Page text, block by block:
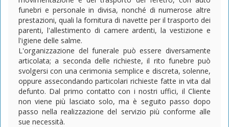
funebri e personale in divisa, nonché di numerose altre
prestazioni, quali la fornitura di navette per il trasporto dei
parenti, l'allestimento di camere ardenti, la vestizione e
l'igiene delle salme.
L'organizzazione del funerale può essere diversamente
articolata; a seconda delle richieste, il rito funebre può
svolgersi con una cerimonia semplice e discreta, solenne,
oppure assecondando particolari richieste fatte in vita dal
defunto. Dal primo contatto con i nostri uffici, il Cliente
non viene più lasciato solo, ma è seguito passo dopo
passo nella realizzazione del servizio più conforme alle
sue necessità.